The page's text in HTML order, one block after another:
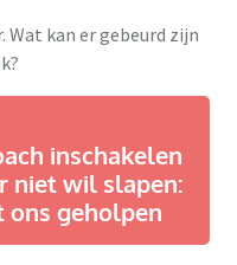
Wat kan er gebeurd zijn
inschakelen
niet wil slapen:
ons geholpen